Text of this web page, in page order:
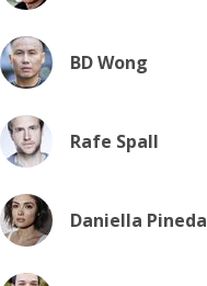
BD Wong
Rafe Spall
Daniella Pineda